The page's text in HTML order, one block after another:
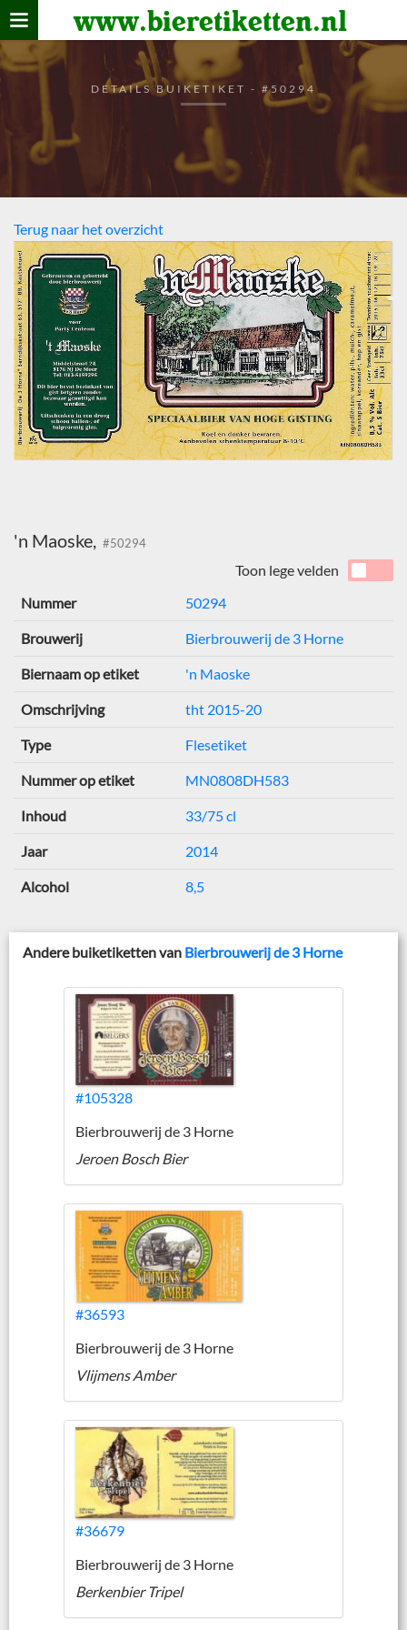
www.bieretiketten.nl
Home
verzamelen
De bierkaart
Bezoekers
DETAILS BUIKETIKET - #50294
Terug naar het overzicht
'n Maoske, #50294
Toon lege velden
Nummer
50294
Brouwerij Bierbrouwerij de 3 Horne
Biernaam op etiket 'n Maoske
Omschrijving tht 2015-20
Type Flesetiket
Nummer op etiket MN0808DH583
Inhoud 33/75 cl
Jaar 2014
Alcohol 8,5
Andere buiketiketten van Bierbrouwerij de 3 Horne
#105328
Bierbrouwerij de 3 Horne
Jeroen Bosch Bier
#36593
Bierbrouwerij de 3 Horne
Vlijmens Amber
#36679
Bierbrouwerij de 3 Horne
Berkenbier Tripel